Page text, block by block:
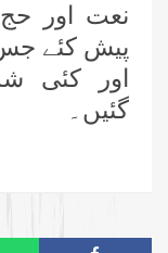
نعت اور
پیش کئے
اور کئی
گئیں۔